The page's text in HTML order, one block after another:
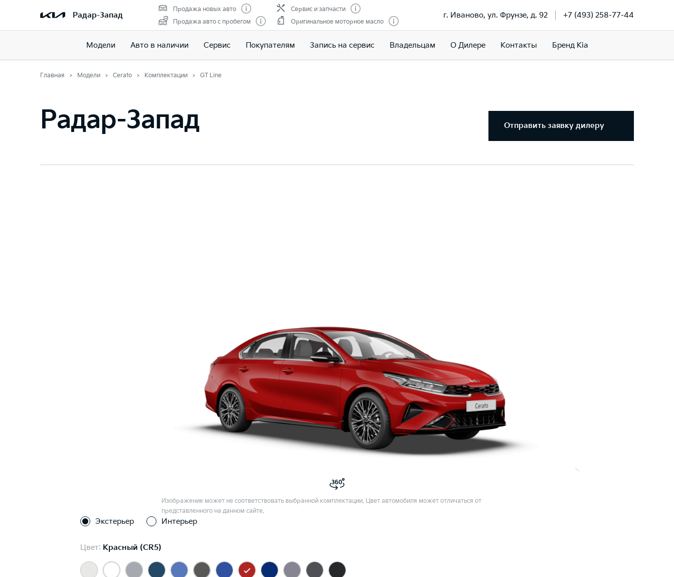
Радар-Запад
Продажа новых авто
Продажа авто с пробегом
Сервис и запчасти
Оригинальное моторное масло
г. Иваново, ул. Фрунзе, д. 92 +7 (493) 258-77-44
Модели Авто в наличии Сервис Покупателям Запись на сервис Владельцам О Дилере Контакты Бренд Kia
Главная Модели Cerato Комплектации GT Line
Радар-Запад Отправить заявку дилеру
Изображение может не соответствовать выбранной комплектации. Цвет автомобиля может отличаться от
представленного на данном сайте.
Экстерьер Интерьер
Цвет: Красный (CR5)